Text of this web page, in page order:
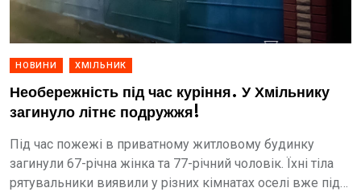
НОВИНИ ХМІЛЬНИК
Необережність під час куріння. У Хмільнику
загинуло літнє подружжя!
Під час пожежі в приватному житловому будинку
загинули 67-річна жінка та 77-річний чоловік. Їхні тіла
рятувальники виявили у різних кімнатах оселі вже під